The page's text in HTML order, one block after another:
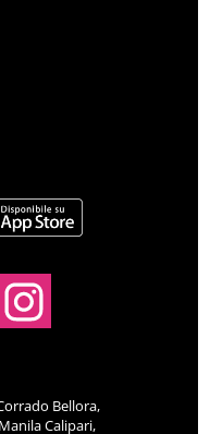
Bellora,
Calipari,